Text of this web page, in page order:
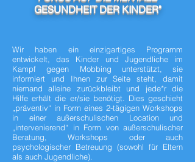
GESUNDHEIT DER KINDER"
Wir haben ein einzigartiges Programm
entwickelt, das Kinder und Jugendliche im
Kampf gegen Mobbing unterstützt, sie
informiert und Ihnen zur Seite steht, damit
niemand alleine zurückbleibt und jede*r die
Hilfe erhält die er/sie benötigt. Dies geschieht
„präventiv“ in Form eines 2-tägigen Workshops
in einer außerschulischen Location und
„intervenierend“ in Form von außerschulischer
Beratung, Workshops oder auch
psychologischer Betreuung (sowohl für Eltern
als auch Jugendliche).